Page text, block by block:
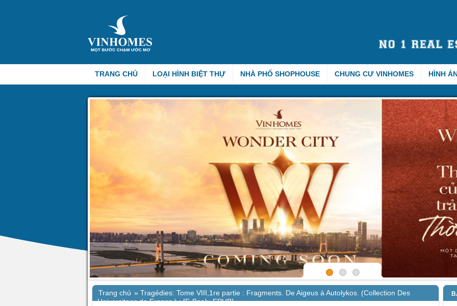
TRANG CHỦ LOẠI HÌNH BIỆT THỰ NHÀ PHỐ SHOPHOUSE CHUNG CƯ VINHOMES HÌNH
Trang chủ » Tragédies: Tome VIII,1re partie : Fragments. De Aigeus à Autolykos. (Collection Des
Universitaes de France,) : [E-Book, EPUB]